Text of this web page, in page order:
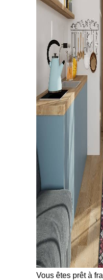
Vous êtes prêt à